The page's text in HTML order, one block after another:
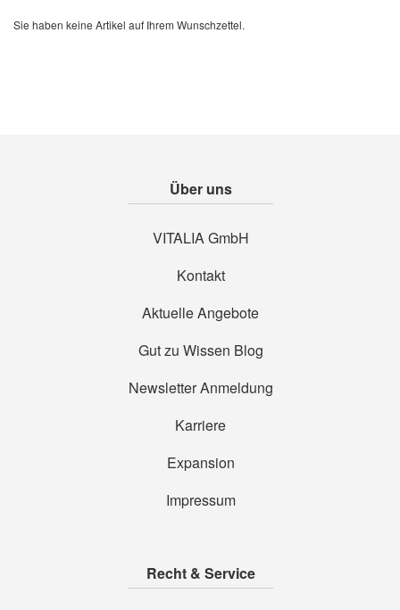
Sie haben keine Artikel auf Ihrem Wunschzettel.
Über uns
VITALIA GmbH
Kontakt
Aktuelle Angebote
Gut zu Wissen Blog
Newsletter Anmeldung
Karriere
Expansion
Impressum
Recht & Service